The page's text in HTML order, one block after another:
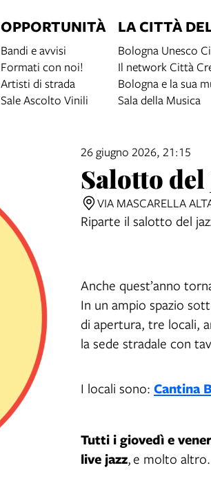
OPPORTUNITÀ
Bandi e avvisi
Formati con noi!
Artisti di strada
Sale Ascolto Vinili
LA CITTÀ
Bologna Unesco
Il network Città
Bologna e la sua
Sala della Musica
26 giugno 2026, 21:15
Salotto del
VIA MASCARELLA
Riparte il salotto del
Anche quest’anno
In un ampio spazio
di apertura, tre locali,
la sede stradale con
I locali sono: Cantina
Tutti i giovedì e
live jazz, e molto altro.